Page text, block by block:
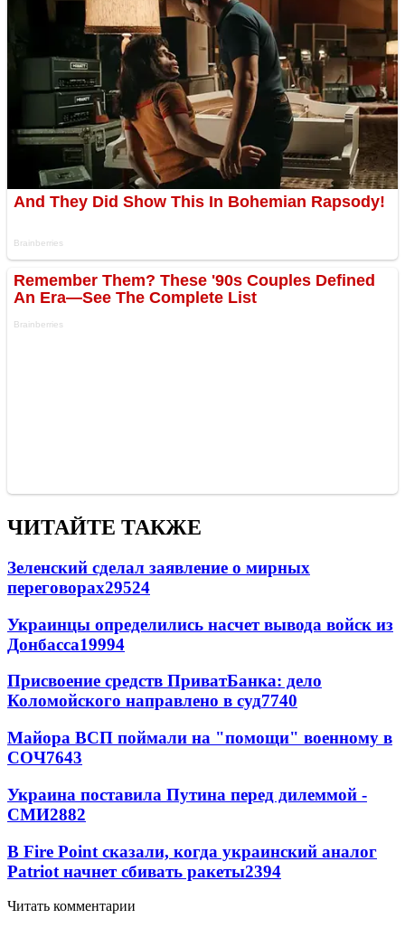
ЧИТАЙТЕ ТАКЖЕ
Зеленский сделал заявление о мирных
переговорах29524
Украинцы определились насчет вывода войск из
Донбасса19994
Присвоение средств ПриватБанка: дело
Коломойского направлено в суд7740
Майора ВСП поймали на "помощи" военному в
СОЧ7643
Украина поставила Путина перед дилеммой -
СМИ2882
В Fire Point сказали, когда украинский аналог
Patriot начнет сбивать ракеты2394
Читать комментарии